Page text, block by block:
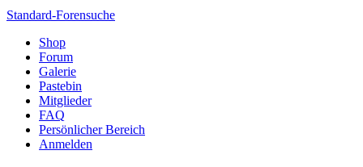
Standard-Forensuche
Shop
Forum
Galerie
Pastebin
Mitglieder
FAQ
Persönlicher Bereich
Anmelden